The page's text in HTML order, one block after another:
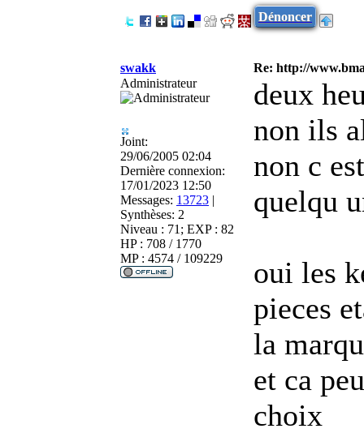
Dénoncer
swakk
Re: http://
Administrateur
Joint:
29/06/2005 02:04
Dernière connexion:
17/01/2023 12:50
Messages: 13723 |
Synthèses: 2
Niveau : 71; EXP : 82
HP : 708 / 1770
MP : 4574 / 109229
deux
non ils
non c
quelqu
oui les
pieces
la
et ca
choix